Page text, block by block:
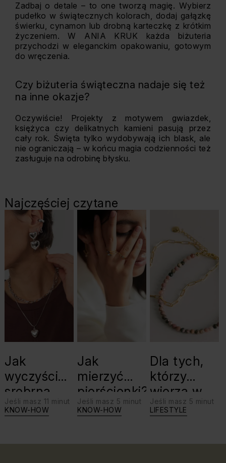
Zadbaj o detale – to one tworzą magię. Wybierz
pudełko w świątecznych kolorach, dodaj gałązkę
świerku, cynamon lub drobną karteczkę z krótkim
życzeniem. W ANIA KRUK każda biżuteria
przychodzi w eleganckim opakowaniu, gotowym
do wręczenia.
Czy biżuteria świąteczna nadaje się też
na inne okazje?
Oczywiście! Projekty z motywem gwiazdek,
księżyca czy delikatnych kamieni pasują przez
cały rok. Święta tylko wydobywają ich blask, ale
nie ograniczają – w końcu magia codzienności też
zasługuje na odrobinę błysku.
Najczęściej czytane
Jak
wyczyścić
srebrną
biżuterię?
Jeśli masz 11 minut
KNOW-HOW
Jak
mierzyć
pierścionki?
Jeśli masz 5 minut
KNOW-HOW
Dla tych,
którzy
wierzą w
swoje siły:
Jeśli masz 5 minut
LIFESTYLE